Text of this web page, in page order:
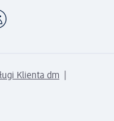
Klienta dm